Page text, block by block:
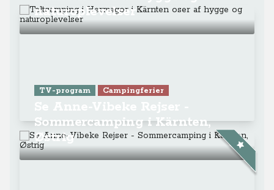
naturoplevelser
TV-program Campingferier
Sommercamping i Kärnten,
Østrig